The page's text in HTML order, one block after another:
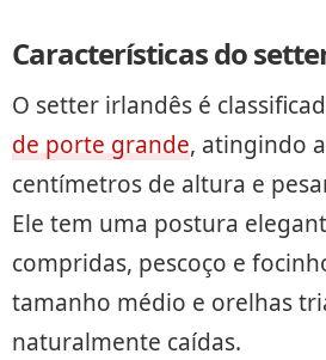
Características do
O setter irlandês é
de porte grande, atingindo
centímetros de altura e
Ele tem uma postura
compridas, pescoço e
tamanho médio e orelhas
naturalmente caídas.